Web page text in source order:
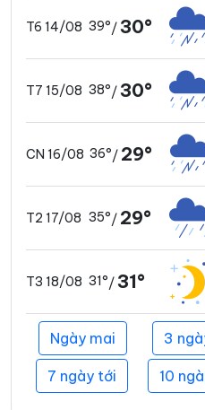
T6 14/08 39°/30°
T7 15/08 38°/30°
CN 16/08 36°/ 29°
T2 17/08 35°/ 29°
T3 18/08 31°/31°
Ngày mai 3
7 ngày tới 10